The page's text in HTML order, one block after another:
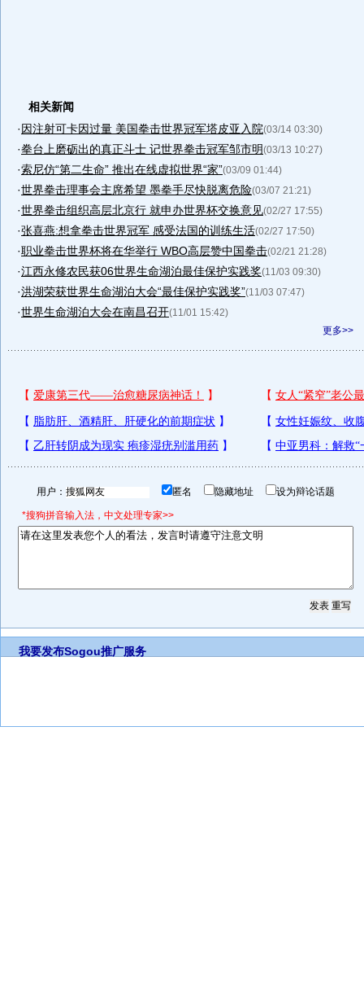
相关新闻
·因注射可卡因过量 美国拳击世界冠军塔皮亚入院(03/14 03:30)
·拳台上磨砺出的真正斗士 记世界拳击冠军邹市明(03/13 10:27)
·索尼仿“第二生命” 推出在线虚拟世界“家”(03/09 01:44)
·世界拳击理事会主席希望 墨拳手尽快脱离危险(03/07 21:21)
·世界拳击组织高层北京行 就申办世界杯交换意见(02/27 17:55)
·张喜燕:想拿拳击世界冠军 感受法国的训练生活(02/27 17:50)
·职业拳击世界杯将在华举行 WBO高层赞中国拳击(02/21 21:28)
·江西永修农民获06世界生命湖泊最佳保护实践奖(11/03 09:30)
·洪湖荣获世界生命湖泊大会“最佳保护实践奖”(11/03 07:47)
·世界生命湖泊大会在南昌召开(11/01 15:42)
更多>>
用户： 匿名 隐藏地址 设为辩论话题
*搜狗拼音输入法，中文处理专家>>
我要发布Sogou推广服务